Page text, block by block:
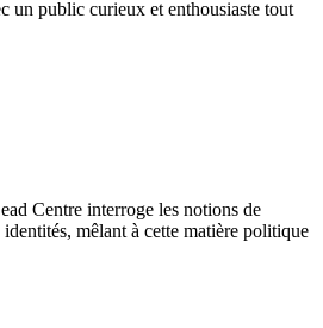
un public curieux et enthousiaste tout
Centre interroge les notions de
mêlant à cette matière politique